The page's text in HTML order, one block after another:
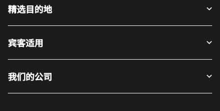
精选目的地
宾客适用
我们的公司